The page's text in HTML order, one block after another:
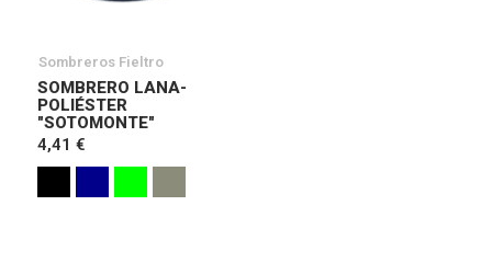
Sombreros Fieltro
SOMBRERO LANA-
POLIÉSTER
"SOTOMONTE"
4,41 €